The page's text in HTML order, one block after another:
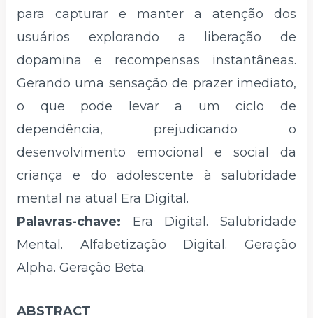
para capturar e manter a atenção dos
usuários explorando a liberação de
dopamina e recompensas instantâneas.
Gerando uma sensação de prazer imediato,
o que pode levar a um ciclo de
dependência, prejudicando o
desenvolvimento emocional e social da
criança e do adolescente à salubridade
mental na atual Era Digital.
Palavras-chave: Era Digital. Salubridade
Mental. Alfabetização Digital. Geração
Alpha. Geração Beta.
ABSTRACT